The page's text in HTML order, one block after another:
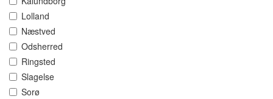
Lolland
Næstved
Odsherred
Ringsted
Slagelse
Sorø